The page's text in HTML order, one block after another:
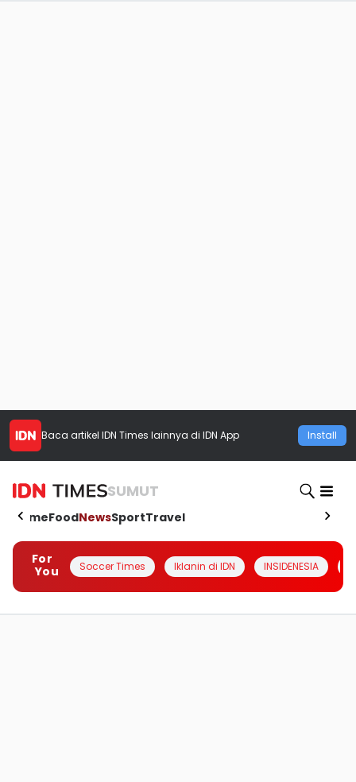
Baca artikel IDN Times lainnya di IDN App Install
SUMUT
HomeFoodNewsSportTravel
For
You
Soccer Times Iklanin di IDN INSIDENESIA